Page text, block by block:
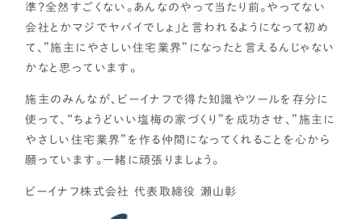
各種メディアのみなさまへ
【クルー専用】ログインページ
準？全然すごくない。あんなのやって当たり前。やってない
会社とかマジでヤバイでしょ」と言われるようになって初め
て、”施主にやさしい住宅業界”になったと言えるんじゃない
かなと思っています。
施主のみんなが、ビーイナフで得た知識やツールを存分に
使って、“ちょうどいい塩梅の家づくり”を成功させ、”施主に
やさしい住宅業界”を作る仲間になってくれることを心から
願っています。一緒に頑張りましょう。
ビーイナフ株式会社 代表取締役 瀬山彰